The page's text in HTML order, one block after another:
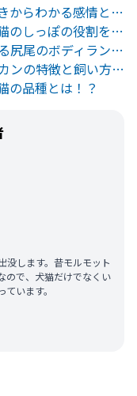
【クイズ】猫のしっぽの役割と、動きからわかる感情とは？
日本猫に多い「かぎしっぽ」って？猫のしっぽの役割を解説
猫のものぐさ感情表現？よく見られる尻尾のボディランゲージ７つ
【猫図鑑】短足で愛らしい！マンチカンの特徴と飼い方のポイント
の品種とは！？
没します。昔モルモット
ので、犬猫だけでなくい
います。